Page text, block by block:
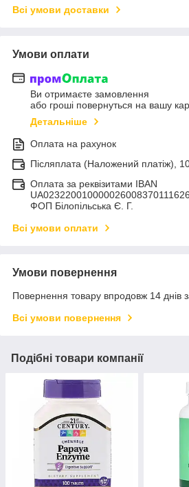
Всі умови доставки
Умови оплати
Ви отримаєте замовлення
або гроші повернуться на вашу
Детальніше
Оплата на рахунок
Післяплата (Наложений платіж),
Оплата за реквізитами IBAN
ФОП Білопільська Є. Г.
Всі умови оплати
Умови повернення
Повернення товару впродовж 14 днів
Всі умови повернення
Подібні товари компанії